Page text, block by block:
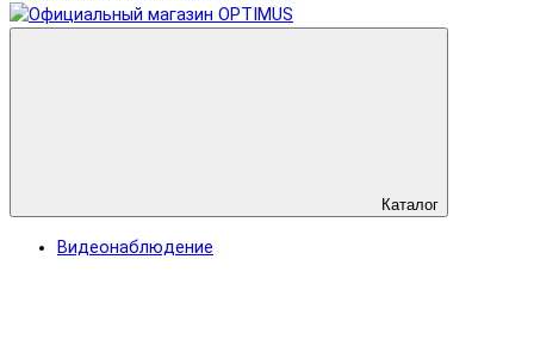
Каталог
Видеонаблюдение